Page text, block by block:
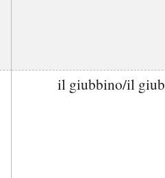
il giubbino/il